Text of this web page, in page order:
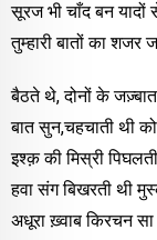
सूरज भी चाँद बन यादों
तुम्हारी बातों का शजर
बैठते थे, दोनों के
बात सुन,चहचाती थी
इश्क़ की मिस्री
हवा संग बिखरती थी
अधूरा ख़्वाब किरचन